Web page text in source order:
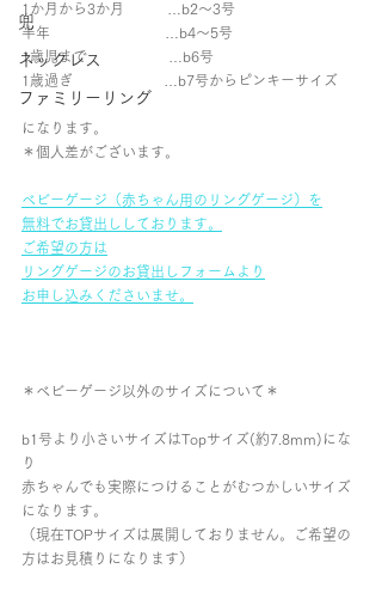
兜
ネックレス
ファミリーリング
1か月から3か月　　   …b2～3号
半年　　　　　　　　…b4～5号
1歳児まで　　　　　  …b6号
1歳過ぎ　　　　　　 …b7号からピンキーサイズ
になります。
＊個人差がございます。
ベビーゲージ（赤ちゃん用のリングゲージ）を
無料でお貸出ししております。
ご希望の方は
リングゲージのお貸出しフォームより
お申し込みくださいませ。
＊ベビーゲージ以外のサイズについて＊
b1号より小さいサイズはTopサイズ(約7.8mm)にな
り
赤ちゃんでも実際につけることがむつかしいサイズ
になります。
（現在TOPサイズは展開しておりません。ご希望の
方はお見積りになります）